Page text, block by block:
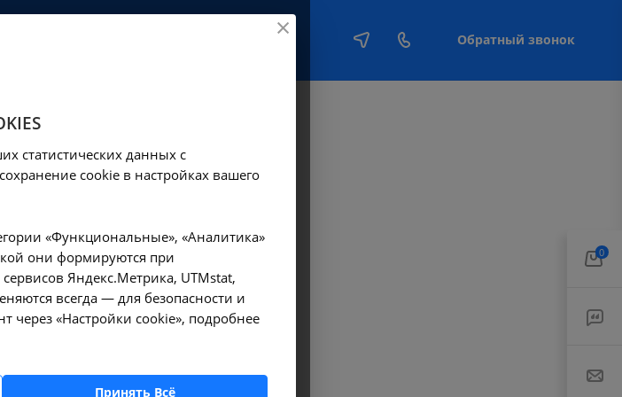
Обратный звонок
компьютере
0
статистических данных с
cookie в настройках вашего
«Функциональные», «Аналитика»
они формируются при
Яндекс.Метрика, UTMstat,
всегда — для безопасности и
через «Настройки cookie», подробнее
Принять Всё